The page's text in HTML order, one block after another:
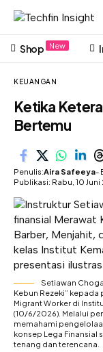
Shop New
KEUANGAN
Ketika
Bertemu
Penulis:Aira Safeeya-
Publikasi: Rabu, 10
Setiawan
Kebun Rezeki”
Migrant Worker di
(10/6/2026). Melalui
memahami
konsep Lega Finansial
tenang dan terencana.